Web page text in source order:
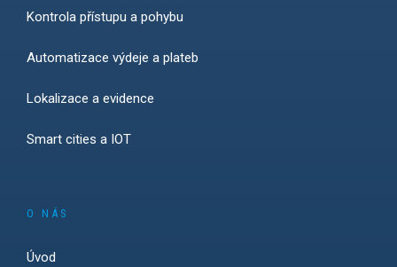
Kontrola přístupu a pohybu
Automatizace výdeje a plateb
Lokalizace a evidence
Smart cities a IOT
O NÁS
Úvod